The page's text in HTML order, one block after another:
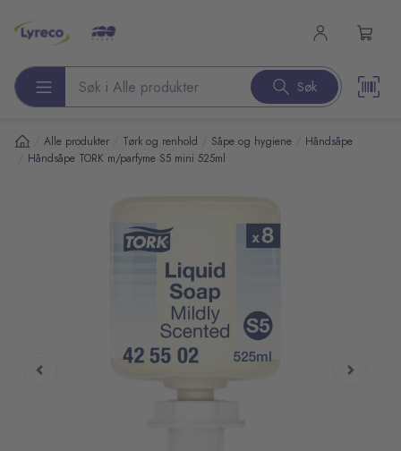
Søk etter produkter Søk
Alle produkter Tørk og renhold Såpe og hygiene Håndsåpe
Håndsåpe TORK m/parfyme S5 mini 525ml